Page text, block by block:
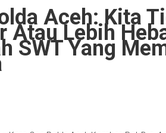
Aceh: Kita
Atau Lebih
SWT Yang